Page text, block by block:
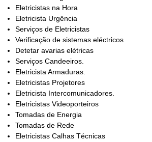
Eletricistas na Hora
Eletricista Urgência
Serviços de Eletricistas
Verificação de sistemas eléctricos
Detetar avarias elétricas
Serviços Candeeiros.
Eletricista Armaduras.
Eletricistas Projetores
Eletricista Intercomunicadores.
Eletricistas Videoporteiros
Tomadas de Energia
Tomadas de Rede
Eletricistas Calhas Técnicas